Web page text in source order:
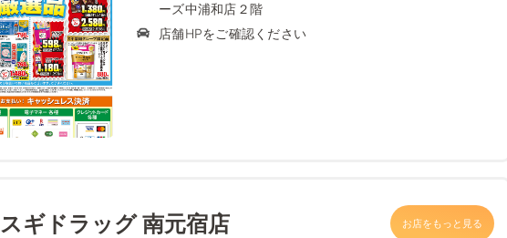
ーズ中浦和店２階
店舗HPをご確認ください
スギドラッグ 南元宿店 お店をもっと見る